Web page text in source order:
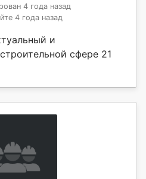
4 года назад
4 года назад
и
сфере 21